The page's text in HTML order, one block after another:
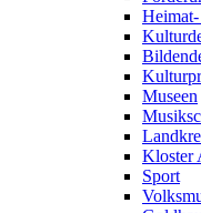
Museen
Kloster
Sport